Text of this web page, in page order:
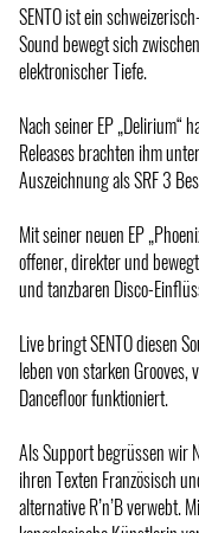
SENTO ist ein
Sound bewegt sich
elektronischer Tiefe.
Nach seiner EP „Delirium“
Releases brachten ihm
Auszeichnung als SRF 3
Mit seiner neuen EP
offener, direkter und
und tanzbaren Disco-
Live bringt SENTO diesen
leben von starken
Dancefloor funktioniert.
Als Support begrüssen wir
ihren Texten Französisch
alternative R’n’B verwebt.